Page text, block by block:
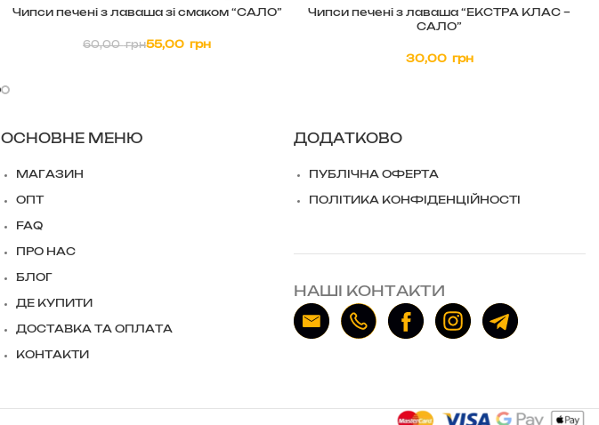
Чипси печені з лаваша зі смаком “САЛО”
60,00грн55,00 грн
Чипси печені з лаваша “ЕКСТРА КЛАС –
САЛО”
грн
ОСНОВНЕ МЕНЮ
МАГАЗИН
ОПТ
FAQ
ПРО НАС
БЛОГ
ДЕ КУПИТИ
ДОСТАВКА ТА ОПЛАТА
КОНТАКТИ
ДОДАТКОВО
ПУБЛІЧНА ОФЕРТА
ПОЛІТИКА КОНФІДЕНЦІЙНОСТІ
НАШІ КОНТАКТИ